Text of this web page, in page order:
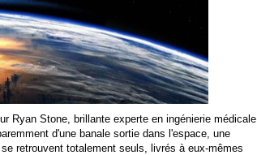
Ryan Stone, brillante experte en ingénierie médicale,
d'une banale sortie dans l'espace, une
retrouvent totalement seuls, livrés à eux-mêmes